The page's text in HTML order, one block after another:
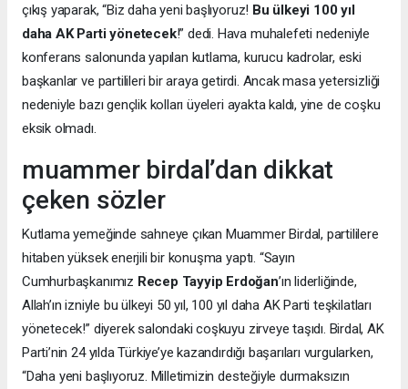
çıkış yaparak, “Biz daha yeni başlıyoruz! Bu ülkeyi 100 yıl
daha AK Parti yönetecek!” dedi. Hava muhalefeti nedeniyle
konferans salonunda yapılan kutlama, kurucu kadrolar, eski
başkanlar ve partilileri bir araya getirdi. Ancak masa yetersizliği
nedeniyle bazı gençlik kolları üyeleri ayakta kaldı, yine de coşku
eksik olmadı.
muammer birdal’dan dikkat
çeken sözler
Kutlama yemeğinde sahneye çıkan Muammer Birdal, partililere
hitaben yüksek enerjili bir konuşma yaptı. “Sayın
Cumhurbaşkanımız Recep Tayyip Erdoğan’ın liderliğinde,
Allah’ın izniyle bu ülkeyi 50 yıl, 100 yıl daha AK Parti teşkilatları
yönetecek!” diyerek salondaki coşkuyu zirveye taşıdı. Birdal, AK
Parti’nin 24 yılda Türkiye’ye kazandırdığı başarıları vurgularken,
“Daha yeni başlıyoruz. Milletimizin desteğiyle durmaksızın